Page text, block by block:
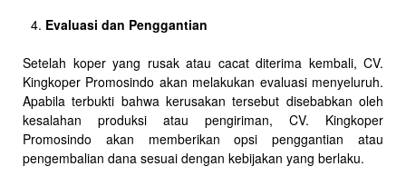
Evaluasi dan Penggantian
Setelah koper yang rusak atau cacat diterima kembali, CV.
Kingkoper Promosindo akan melakukan evaluasi menyeluruh.
Apabila terbukti bahwa kerusakan tersebut disebabkan oleh
kesalahan produksi atau pengiriman, CV. Kingkoper
Promosindo akan memberikan opsi penggantian atau
pengembalian dana sesuai dengan kebijakan yang berlaku.